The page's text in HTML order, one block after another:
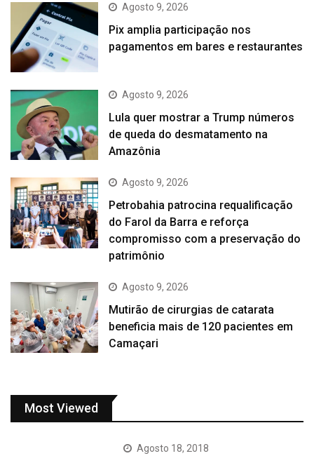
Agosto 9, 2026
Pix amplia participação nos
pagamentos em bares e restaurantes
Agosto 9, 2026
Lula quer mostrar a Trump números
de queda do desmatamento na
Amazônia
Agosto 9, 2026
Petrobahia patrocina requalificação
do Farol da Barra e reforça
compromisso com a preservação do
patrimônio
Agosto 9, 2026
Mutirão de cirurgias de catarata
beneficia mais de 120 pacientes em
Camaçari
Most Viewed
Agosto 18, 2018